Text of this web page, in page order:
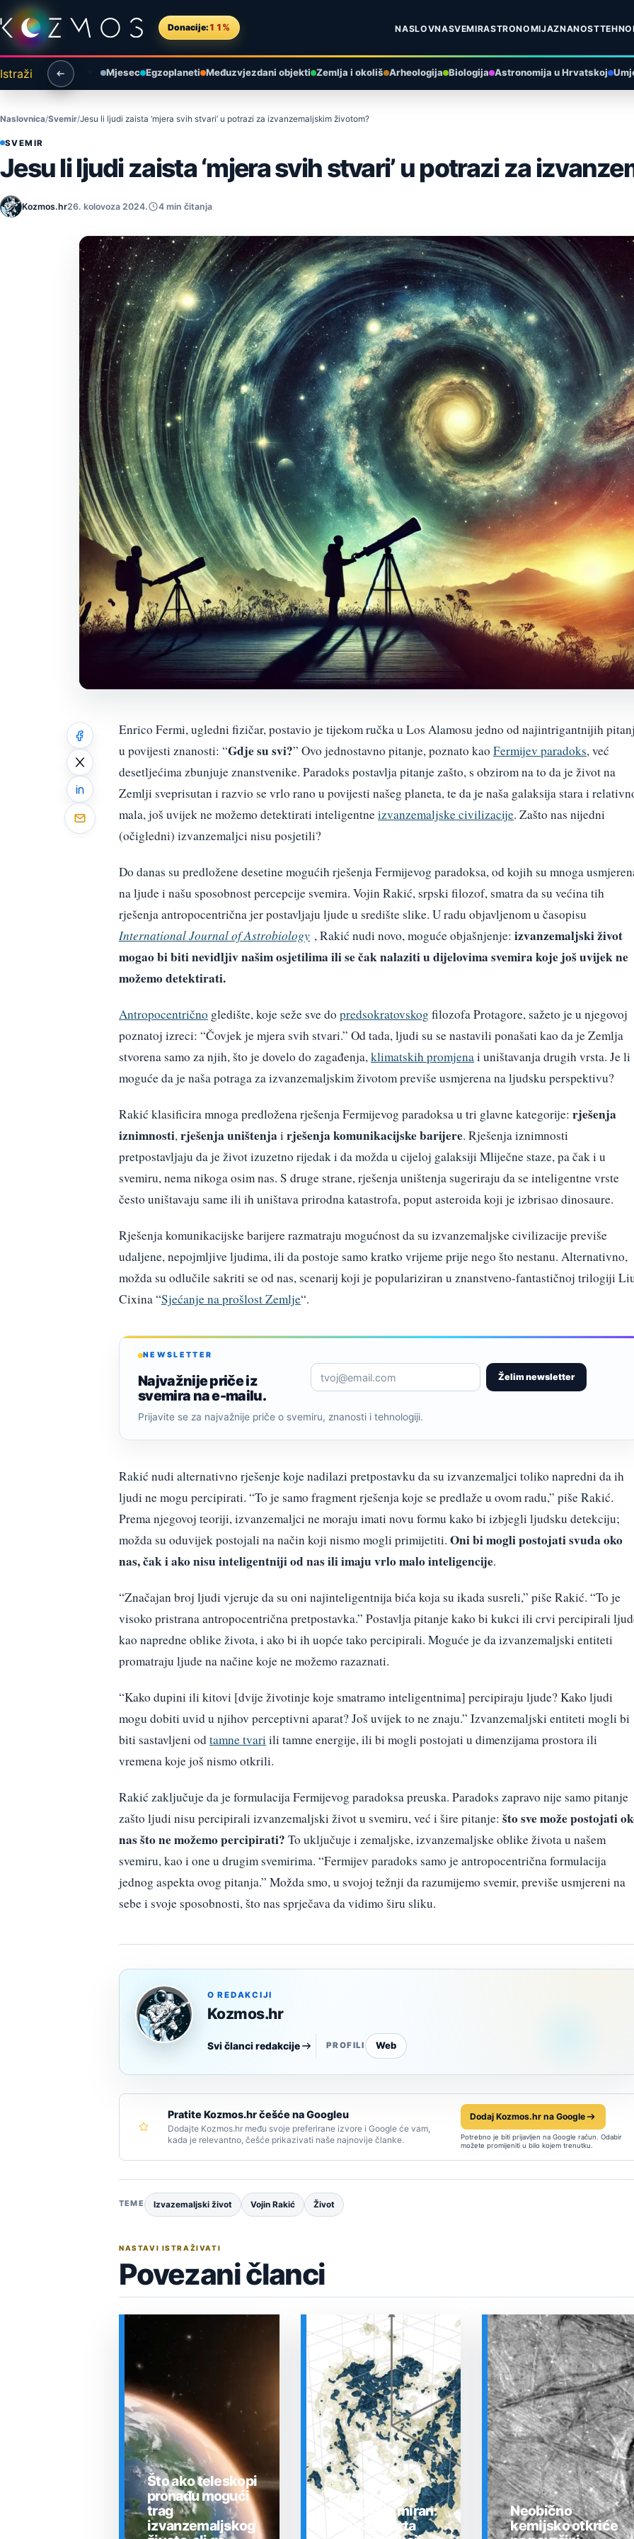
Preskoči na sadržaj
Donacije: 11% NASLOVNASVEMIRASTRONOMIJAZNANOST
Istraži Mjesec Egzoplaneti Međuzvjezdani objekti Zemlja i okoliš Arheologija Biologija Astronomija u Hrvatskoj
Naslovnica Svemir Jesu li ljudi zaista ‘mjera svih stvari’ u potrazi za izvanzemaljskim životom?
SVEMIR
Jesu li ljudi zaista ‘mjera svih stvari’ u potrazi za
Kozmos.hr26. kolovoza 2024. 4 min čitanja
Enrico Fermi, ugledni fizičar, postavio je tijekom ručka u Los Alamosu jedno od najintrigantnijih
u povijesti znanosti: “Gdje su svi?” Ovo jednostavno pitanje, poznato kao Fermijev paradoks, već
desetljećima zbunjuje znanstvenike. Paradoks postavlja pitanje zašto, s obzirom na to da je život na
Zemlji sveprisutan i razvio se vrlo rano u povijesti našeg planeta, te da je naša galaksija stara i
mala, još uvijek ne možemo detektirati inteligentneizvanzemaljske civilizacije. Zašto nas nijedni
(očigledni) izvanzemaljci nisu posjetili?
Do danas su predložene desetine mogućih rješenja Fermijevog paradoksa, od kojih su mnoga
na ljude i našu sposobnost percepcije svemira. Vojin Rakić, srpski filozof, smatra da su većina tih
rješenja antropocentrična jer postavljaju ljude u središte slike. U radu objavljenom u časopisu
International Journal of Astrobiology , Rakić nudi novo, moguće objašnjenje: izvanzemaljski život
mogao bi biti nevidljiv našim osjetilima ili se čak nalaziti u dijelovima svemira koje još uvijek ne
možemo detektirati.
Antropocentrično gledište, koje seže sve do predsokratovskog filozofa Protagore, sažeto je u njegovoj
poznatoj izreci: “Čovjek je mjera svih stvari.” Od tada, ljudi su se nastavili ponašati kao da je Zemlja
stvorena samo za njih, što je dovelo do zagađenja,klimatskih promjenai uništavanja drugih vrsta. Je li
moguće da je naša potraga za izvanzemaljskim životom previše usmjerena na ljudsku perspektivu?
Rakić klasificira mnoga predložena rješenja Fermijevog paradoksa u tri glavne kategorije: rješenja
iznimnosti,rješenja uništenja i rješenja komunikacijske barijere. Rješenja iznimnosti
pretpostavljaju da je život izuzetno rijedak i da možda u cijeloj galaksiji Mliječne staze, pa čak i u
svemiru, nema nikoga osim nas. S druge strane, rješenja uništenja sugeriraju da se inteligentne vrste
često uništavaju same ili ih uništava prirodna katastrofa, poput asteroida koji je izbrisao dinosaure.
Rješenja komunikacijske barijere razmatraju mogućnost da su izvanzemaljske civilizacije previše
udaljene, nepojmljive ljudima, ili da postoje samo kratko vrijeme prije nego što nestanu. Alternativno,
možda su odlučile sakriti se od nas, scenarij koji je populariziran u znanstveno-fantastičnoj trilogiji
Cixina “Sjećanje na prošlost Zemlje“.
NEWSLETTER
Najvažnije priče iz
svemira na e-mailu.
Želim newsletter
Prijavite se za najvažnije priče o svemiru, znanosti i tehnologiji.
Rakić nudi alternativno rješenje koje nadilazi pretpostavku da su izvanzemaljci toliko napredni da ih
ljudi ne mogu percipirati. “To je samo fragment rješenja koje se predlaže u ovom radu,” piše Rakić.
Prema njegovoj teoriji, izvanzemaljci ne moraju imati novu formu kako bi izbjegli ljudsku detekciju;
možda su oduvijek postojali na način koji nismo mogli primijetiti. Oni bi mogli postojati svuda oko
nas, čak i ako nisu inteligentniji od nas ili imaju vrlo malo inteligencije.
“Značajan broj ljudi vjeruje da su oni najinteligentnija bića koja su ikada susreli,” piše Rakić. “To je
visoko pristrana antropocentrična pretpostavka.” Postavlja pitanje kako bi kukci ili crvi percipirali
kao napredne oblike života, i ako bi ih uopće tako percipirali. Moguće je da izvanzemaljski entiteti
promatraju ljude na načine koje ne možemo razaznati.
“Kako dupini ili kitovi [dvije životinje koje smatramo inteligentnima] percipiraju ljude? Kako ljudi
mogu dobiti uvid u njihov perceptivni aparat? Još uvijek to ne znaju.” Izvanzemaljski entiteti mogli bi
biti sastavljeni odtamne tvari ili tamne energije, ili bi mogli postojati u dimenzijama prostora ili
vremena koje još nismo otkrili.
Rakić zaključuje da je formulacija Fermijevog paradoksa preuska. Paradoks zapravo nije samo pitanje
zašto ljudi nisu percipirali izvanzemaljski život u svemiru, već i šire pitanje: što sve može postojati
nas što ne možemo percipirati? To uključuje i zemaljske, izvanzemaljske oblike života u našem
svemiru, kao i one u drugim svemirima. “Fermijev paradoks samo je antropocentrična formulacija
jednog aspekta ovog pitanja.” Možda smo, u svojoj težnji da razumijemo svemir, previše usmjereni na
sebe i svoje sposobnosti, što nas sprječava da vidimo širu sliku.
O REDAKCIJI
Kozmos.hr
Svi članci redakcije PROFILI Web
Pratite Kozmos.hr češće na Googleu
Dodajte Kozmos.hr među svoje preferirane izvore i Google će vam,
kada je relevantno, češće prikazivati naše najnovije članke.
Dodaj Kozmos.hr na Google
Potrebno je biti prijavljen na Google račun. Odabir
možete promijeniti u bilo kojem trenutku.
TEME Izvazemaljski život Vojin Rakić Život
NASTAVI ISTRAŽIVATI
Povezani članci
Što ako teleskopi
pronađu mogući
trag
izvanzemaljskog
Prostor oko
Sunca nije miran:
nova 3D karta
Neobično
kemijsko otkriće